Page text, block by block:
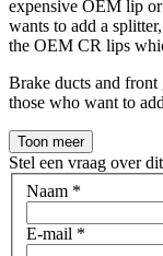
expensive OEM lip
wants to add a
the OEM CR lips
Brake ducts and
those who want to
Toon meer
Stel een vraag over
Naam *
E-mail *